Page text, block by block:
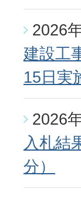
2026
建設工
15日実
2026
入札結
分）